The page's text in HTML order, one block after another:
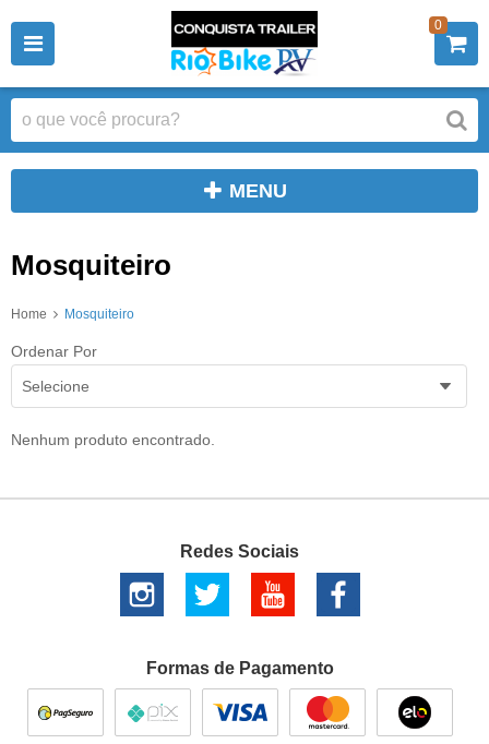
0
MENU
Mosquiteiro
Home Mosquiteiro
Ordenar Por
Selecione
Nenhum produto encontrado.
Redes Sociais
Formas de Pagamento